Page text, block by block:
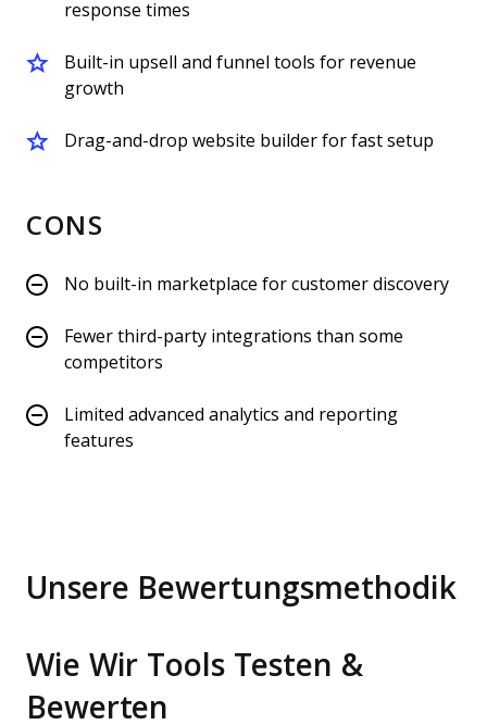
response times
Built-in upsell and funnel tools for revenue
growth
Drag-and-drop website builder for fast setup
CONS
No built-in marketplace for customer discovery
Fewer third-party integrations than some
competitors
Limited advanced analytics and reporting
features
Unsere Bewertungsmethodik
Wie Wir Tools Testen &
Bewerten